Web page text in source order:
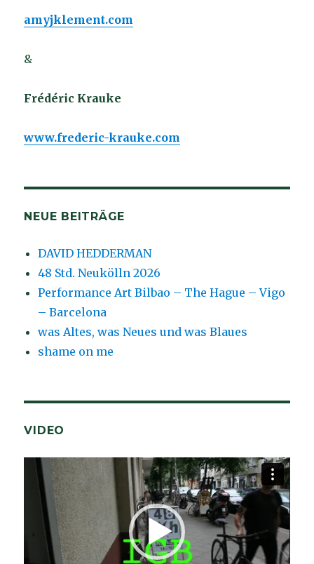
amyjklement.com
&
Frédéric Krauke
www.frederic-krauke.com
NEUE BEITRÄGE
DAVID HEDDERMAN
48 Std. Neukölln 2026
Performance Art Bilbao – The Hague – Vigo
– Barcelona
was Altes, was Neues und was Blaues
shame on me
VIDEO
Video-
Player